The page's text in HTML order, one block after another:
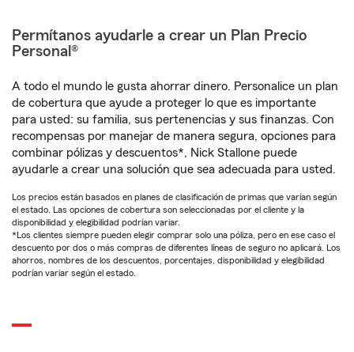
Permítanos ayudarle a crear un Plan Precio
Personal®
A todo el mundo le gusta ahorrar dinero. Personalice un plan
de cobertura que ayude a proteger lo que es importante
para usted: su familia, sus pertenencias y sus finanzas. Con
recompensas por manejar de manera segura, opciones para
combinar pólizas y descuentos*, Nick Stallone puede
ayudarle a crear una solución que sea adecuada para usted.
Los precios están basados en planes de clasificación de primas que varían según
el estado. Las opciones de cobertura son seleccionadas por el cliente y la
disponibilidad y elegibilidad podrían variar.
*Los clientes siempre pueden elegir comprar solo una póliza, pero en ese caso el
descuento por dos o más compras de diferentes líneas de seguro no aplicará. Los
ahorros, nombres de los descuentos, porcentajes, disponibilidad y elegibilidad
podrían variar según el estado.